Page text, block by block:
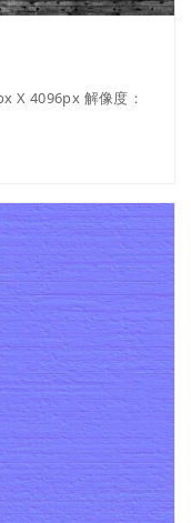
X 4096px 解像度：